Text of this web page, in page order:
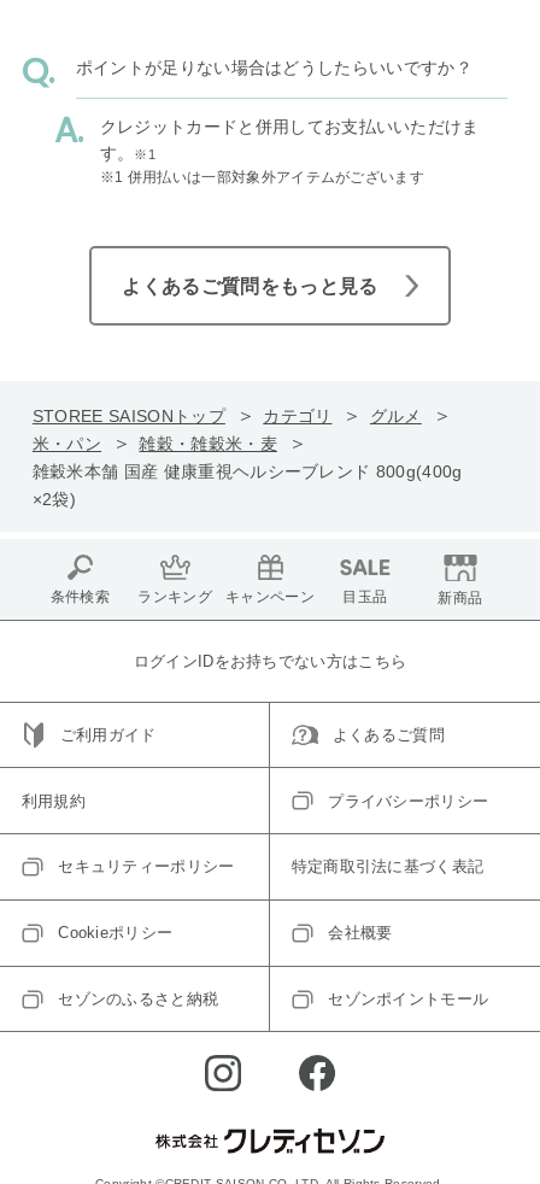
ポイントが足りない場合はどうしたらいいですか？
クレジットカードと併用してお支払いいただけま
す。
※1
※1 併用払いは一部対象外アイテムがございます
よくあるご質問をもっと見る
STOREE SAISONトップ カテゴリ
グルメ
米・パン
雑穀・雑穀米・麦
雑穀米本舗 国産 健康重視ヘルシーブレンド 800g(400g
×2袋)
条件検索 ランキング キャンペーン 目玉品 新商品
ログインIDをお持ちでない方はこちら
ご利用ガイド よくあるご質問
利用規約 プライバシーポリシー
セキュリティーポリシー 特定商取引法に基づく表記
Cookieポリシー 会社概要
セゾンのふるさと納税 セゾンポイントモール